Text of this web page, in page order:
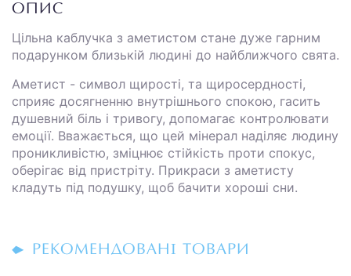
ОПИС
Цільна каблучка з аметистом стане дуже гарним
подарунком близькій людині до найближчого свята.
Аметист - символ щирості, та щиросердності,
сприяє досягненню внутрішнього спокою, гасить
душевний біль і тривогу, допомагає контролювати
емоції. Вважається, що цей мінерал наділяє людину
проникливістю, зміцнює стійкість проти спокус,
оберігає від пристріту. Прикраси з аметисту
кладуть під подушку, щоб бачити хороші сни.
РЕКОМЕНДОВАНІ ТОВАРИ